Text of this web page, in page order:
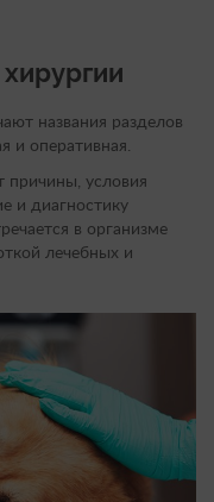
названия разделов
и оперативная.
причины, условия
и диагностику
в организме
лечебных и